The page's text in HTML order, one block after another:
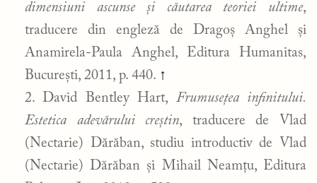
dimensiuni ascunse și căutarea teoriei ultime,
traducere din engleză de Dragoș Anghel și
Anamirela-Paula Anghel, Editura Humanitas,
București, 2011, p. 440. ↑
David Bentley Hart, Frumusețea infinitului.
Estetica adevărului creștin, traducere de Vlad
(Nectarie) Dărăban, studiu introductiv de Vlad
(Nectarie) Dărăban și Mihail Neamțu, Editura